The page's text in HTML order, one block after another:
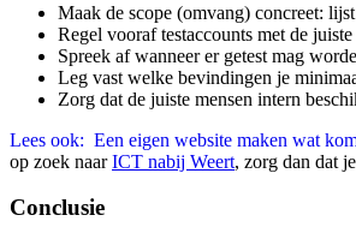
Maak de scope (omvang) concreet:
Regel vooraf testaccounts met de
Spreek af wanneer er getest mag
Leg vast welke bevindingen je
Zorg dat de juiste mensen intern
Lees ook: Een eigen website maken wat
op zoek naarICT nabij Weert, zorg dan dat
Conclusie